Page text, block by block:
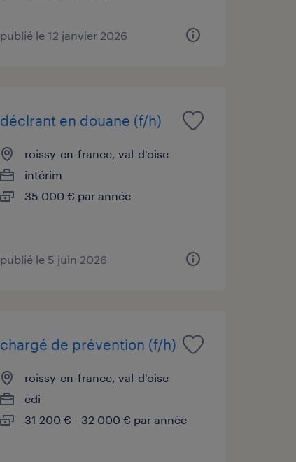
publié le 12 janvier 2026
déclrant en douane (f/h)
roissy-en-france, val-d'oise
intérim
35 000 € par année
publié le 5 juin 2026
chargé de prévention (f/h)
roissy-en-france, val-d'oise
cdi
31 200 € - 32 000 € par année